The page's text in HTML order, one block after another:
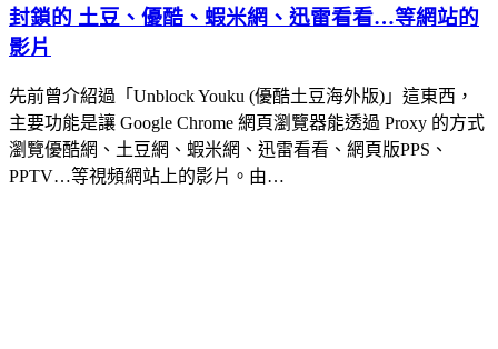
封鎖的 土豆、優酷、蝦米網、迅雷看看…等網站的
影片
先前曾介紹過「Unblock Youku (優酷土豆海外版)」這東西，
主要功能是讓 Google Chrome 網頁瀏覽器能透過 Proxy 的方式
瀏覽優酷網、土豆網、蝦米網、迅雷看看、網頁版PPS、
PPTV…等視頻網站上的影片。由…